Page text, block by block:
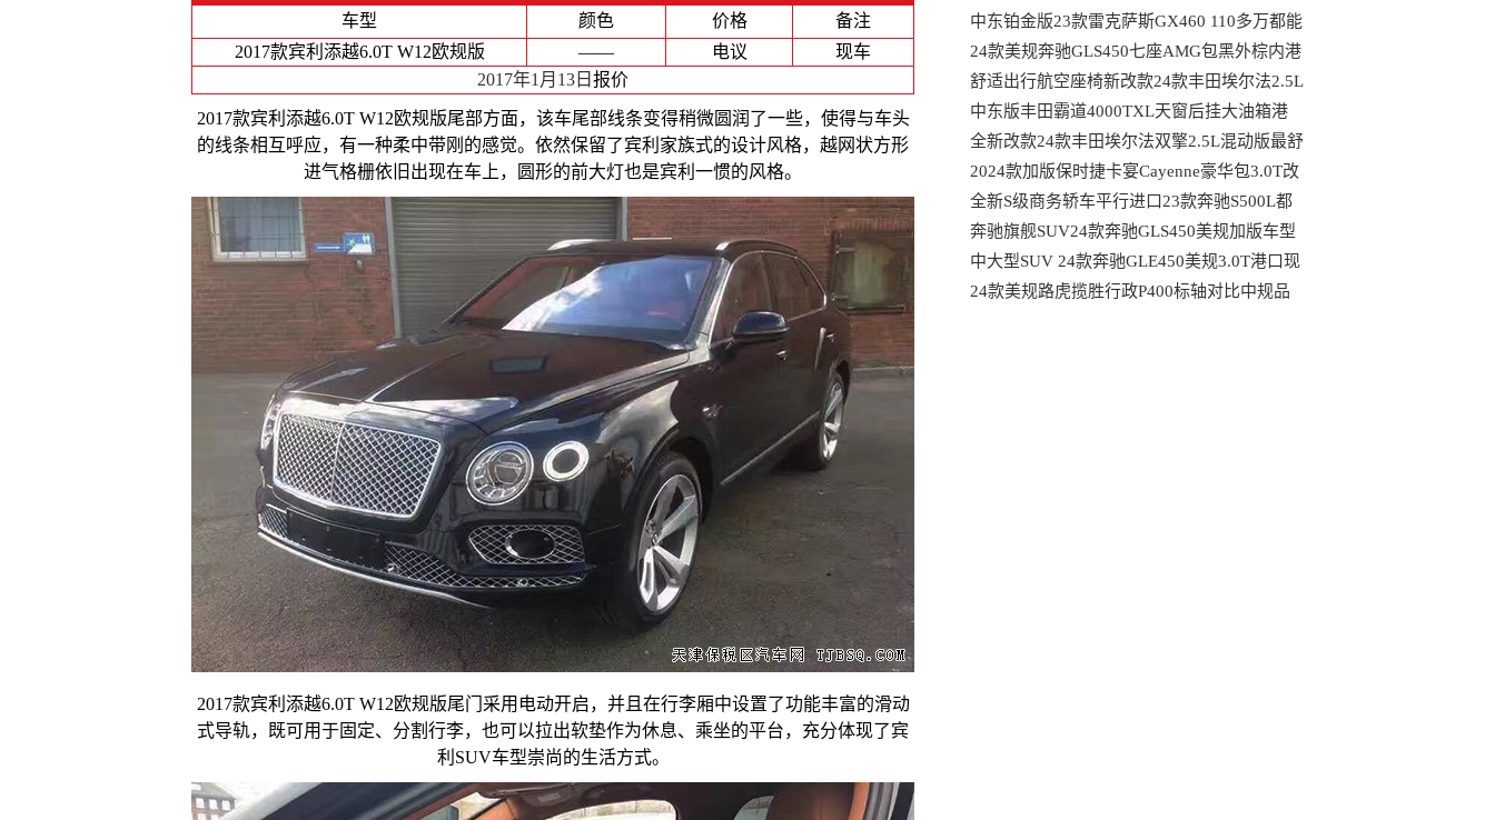
车型 颜色 价格
备注
2017款宾利添越6.0T W12欧规版
—— 电议
现车
2017年1月13日 报价
2017款宾利添越6.0T W12欧规版尾部方面，该车尾部线条变得稍微圆润了一些，使得与车头
的线条相互呼应，有一种柔中带刚的感觉。依然保留了宾利家族式的设计风格，越网状方形
进气格栅依旧出现在车上，圆形的前大灯也是宾利一惯的风格。
2017款宾利添越6.0T W12欧规版尾门采用电动开启，并且在行李厢中设置了功能丰富的滑动
式导轨，既可用于固定、分割行李，也可以拉出软垫作为休息、乘坐的平台，充分体现了宾
利SUV车型崇尚的生活方式。
中东铂金版23款雷克萨斯GX460 110多万都能
选到哪些配置
24款美规奔驰GLS450七座AMG包黑外棕内港
口最具性价比车型
舒适出行航空座椅新改款24款丰田埃尔法2.5L
混动版天津大库行情
中东版丰田霸道4000TXL天窗后挂大油箱港
口最新行情可分期
全新改款24款丰田埃尔法双擎2.5L混动版最舒
适的MPV港口行情
2024款加版保时捷卡宴Cayenne豪华包3.0T改
款后都有哪些变动
全新S级商务轿车平行进口23款奔驰S500L都
有哪些独特优势
奔驰旗舰SUV24款奔驰GLS450美规加版车型
港口现车
中大型SUV 24款奔驰GLE450美规3.0T港口现
车最新行情
24款美规路虎揽胜行政P400标轴对比中规品